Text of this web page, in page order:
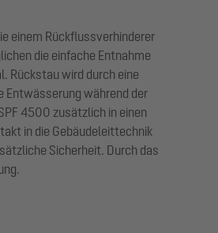
einem Rückflussverhinderer
die einfache Entnahme
Rückstau wird durch eine
Entwässerung während der
4500 zusätzlich in einen
in die Gebäudeleittechnik
Sicherheit. Durch das